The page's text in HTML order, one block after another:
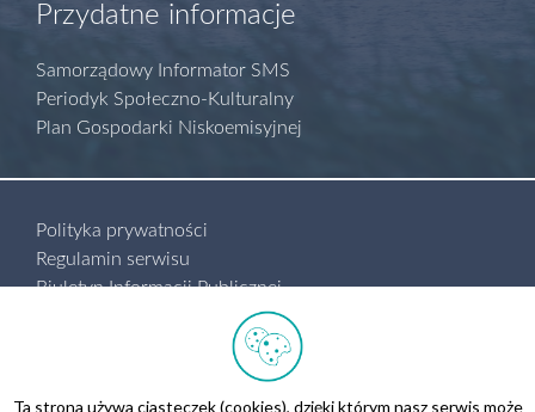
Przydatne informacje
Samorządowy Informator SMS
Periodyk Społeczno-Kulturalny
Plan Gospodarki Niskoemisyjnej
Polityka prywatności
Regulamin serwisu
Biuletyn Informacji Publicznej
Wszelkie prawa zastrzeżone.Realizacja
Ta strona używa ciasteczek (cookies), dzięki którym nasz serwis może